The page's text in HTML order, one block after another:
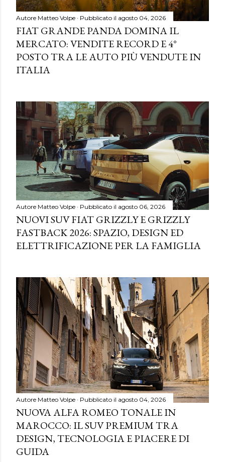
Autore Matteo Volpe Pubblicato il agosto 04, 2026
FIAT GRANDE PANDA DOMINA IL
MERCATO: VENDITE RECORD E 4°
POSTO TRA LE AUTO PIÙ VENDUTE IN
ITALIA
Autore Matteo Volpe Pubblicato il agosto 06, 2026
NUOVI SUV FIAT GRIZZLY E GRIZZLY
FASTBACK 2026: SPAZIO, DESIGN ED
ELETTRIFICAZIONE PER LA FAMIGLIA
Autore Matteo Volpe Pubblicato il agosto 04, 2026
NUOVA ALFA ROMEO TONALE IN
MAROCCO: IL SUV PREMIUM TRA
DESIGN, TECNOLOGIA E PIACERE DI
GUIDA